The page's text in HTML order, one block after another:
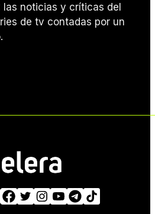
noticias y críticas del
de tv contadas por un